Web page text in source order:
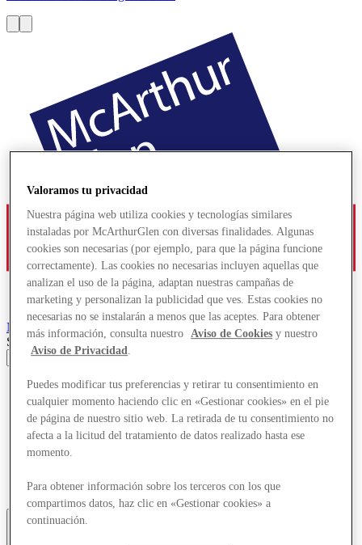
Noventa di Piave Designer Outlet
Search input
Tiendas
Ofertas
Planifica tu visita
¿Qué pasa?
Tarjetas regalo
Guía de destinos
Valoramos tu privacidad
Nuestra página web utiliza cookies y tecnologías similares
instaladas por McArthurGlen con diversas finalidades. Algunas
cookies son necesarias (por ejemplo, para que la página funcione
correctamente). Las cookies no necesarias incluyen aquellas que
analizan el uso de la página, adaptan nuestras campañas de
marketing y personalizan la publicidad que ves. Estas cookies no
necesarias no se instalarán a menos que las aceptes. Para obtener
más información, consulta nuestro
Aviso de Cookies y nuestro
Aviso de Privacidad.
Puedes modificar tus preferencias y retirar tu consentimiento en
cualquier momento haciendo clic en «Gestionar cookies» en el pie
de página de nuestro sitio web. La retirada de tu consentimiento no
afecta a la licitud del tratamiento de datos realizado hasta ese
momento.
Para obtener información sobre los terceros con los que
compartimos datos, haz clic en «Gestionar cookies» a
continuación.